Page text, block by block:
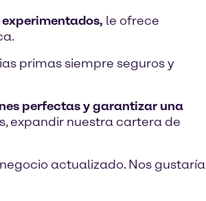
le ofrece
primas siempre seguros y
perfectas y garantizar una
expandir nuestra cartera de
actualizado. Nos gustaría